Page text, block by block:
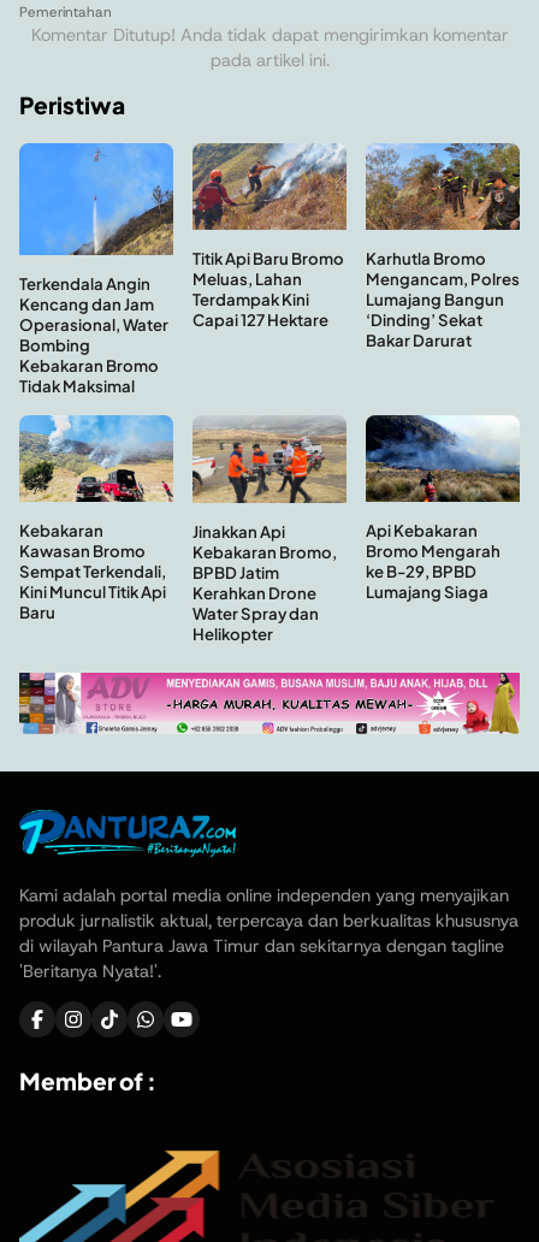
Pemerintahan
Komentar Ditutup! Anda tidak dapat mengirimkan komentar
pada artikel ini.
Peristiwa
Terkendala Angin
Kencang dan Jam
Operasional, Water
Bombing
Kebakaran Bromo
Tidak Maksimal
Titik Api Baru Bromo
Meluas, Lahan
Terdampak Kini
Capai 127 Hektare
Karhutla Bromo
Mengancam, Polres
Lumajang Bangun
‘Dinding’ Sekat
Bakar Darurat
Kebakaran
Kawasan Bromo
Sempat Terkendali,
Kini Muncul Titik Api
Baru
Jinakkan Api
Kebakaran Bromo,
BPBD Jatim
Kerahkan Drone
Water Spray dan
Helikopter
Api Kebakaran
Bromo Mengarah
ke B-29, BPBD
Lumajang Siaga
Kami adalah portal media online independen yang menyajikan
produk jurnalistik aktual, terpercaya dan berkualitas khususnya
di wilayah Pantura Jawa Timur dan sekitarnya dengan tagline
'Beritanya Nyata!'.
Member of :